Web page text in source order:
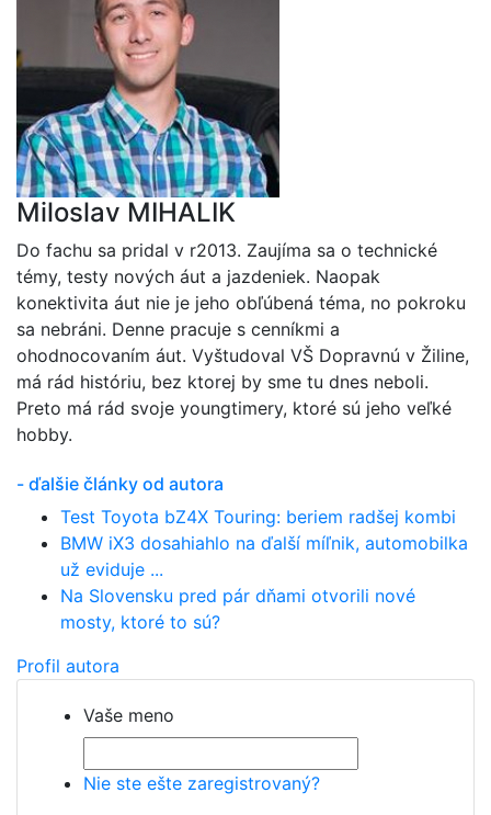
Miloslav MIHALIK
Do fachu sa pridal v r2013. Zaujíma sa o technické
témy, testy nových áut a jazdeniek. Naopak
konektivita áut nie je jeho obľúbená téma, no pokroku
sa nebráni. Denne pracuje s cenníkmi a
ohodnocovaním áut. Vyštudoval VŠ Dopravnú v Žiline,
má rád históriu, bez ktorej by sme tu dnes neboli.
Preto má rád svoje youngtimery, ktoré sú jeho veľké
hobby.
- ďalšie články od autora
Test Toyota bZ4X Touring: beriem radšej kombi
BMW iX3 dosahiahlo na ďalší míľnik, automobilka
už eviduje ...
Na Slovensku pred pár dňami otvorili nové
mosty, ktoré to sú?
Profil autora
Vaše meno
Nie ste ešte zaregistrovaný?